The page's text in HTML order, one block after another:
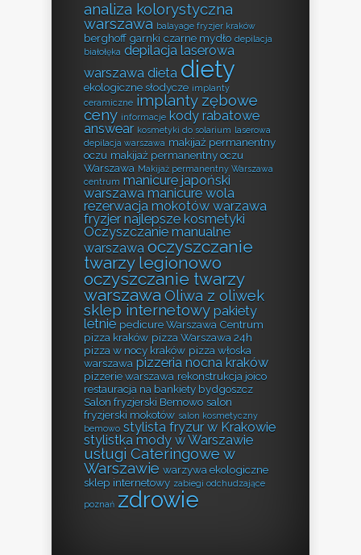
analiza kolorystyczna
warszawa balayage fryzjer kraków
berghoff garnki czarne mydło depilacja
białołęka depilacja laserowa
warszawa dieta diety
ekologiczne słodycze implanty
ceramiczne implanty zębowe
ceny informacje kody rabatowe
answear kosmetyki do solarium laserowa
depilacja warszawa makijaż permanentny
oczu makijaż permanentny oczu
Warszawa Makijaż permanentny Warszawa
centrum manicure japoński
warszawa manicure wola
rezerwacja mokotów warzawa
fryzjer najlepsze kosmetyki
Oczyszczanie manualne
warszawa oczyszczanie
twarzy legionowo
oczyszczanie twarzy
warszawa Oliwa z oliwek
sklep internetowy pakiety
letnie pedicure Warszawa Centrum
pizza kraków pizza Warszawa 24h
pizza w nocy kraków pizza włoska
warszawa pizzeria nocna kraków
pizzerie warszawa rekonstrukcja joico
restauracja na bankiety bydgoszcz
Salon fryzjerski Bemowo salon
fryzjerski mokotów salon kosmetyczny
bemowo stylista fryzur w Krakowie
stylistka mody w Warszawie
usługi Cateringowe w
Warszawie warzywa ekologiczne
sklep internetowy zabiegi odchudzające
poznań zdrowie